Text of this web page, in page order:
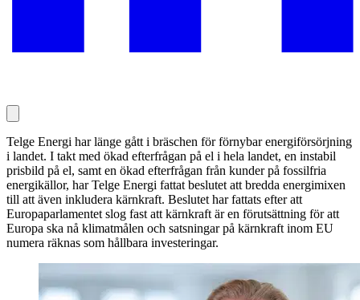
Telge Energi har länge gått i bräschen för förnybar energiförsörjning
i landet. I takt med ökad efterfrågan på el i hela landet, en instabil
prisbild på el, samt en ökad efterfrågan från kunder på fossilfria
energikällor, har Telge Energi fattat beslutet att bredda energimixen
till att även inkludera kärnkraft. Beslutet har fattats efter att
Europaparlamentet slog fast att kärnkraft är en förutsättning för att
Europa ska nå klimatmålen och satsningar på kärnkraft inom EU
numera räknas som hållbara investeringar.